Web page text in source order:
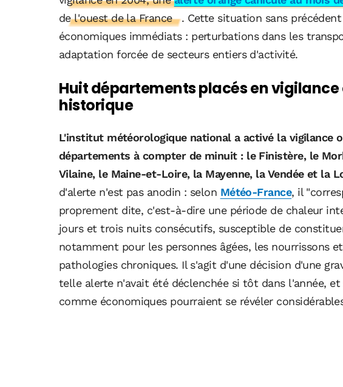
de l'ouest de la France
. Cette situation sans
économiques immédiats : perturbations dans les
adaptation forcée de secteurs entiers d'activité.
Huit départements placés en
historique
L'institut météorologique national a activé la vigilance
départements à compter de minuit : le Finistère, le
Vilaine, le Maine-et-Loire, la Mayenne, la Vendée et la
d'alerte n'est pas anodin : selon Météo-France, il
proprement dite, c'est-à-dire une période de chaleur
jours et trois nuits consécutifs, susceptible de
notamment pour les personnes âgées, les nourrissons
pathologies chroniques. Il s'agit d'une décision d'une
telle alerte n'avait été déclenchée si tôt dans l'année, et
comme économiques pourraient se révéler